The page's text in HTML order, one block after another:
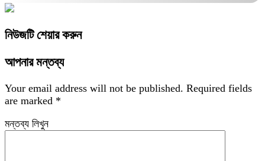
নিউজটি শেয়ার করুন
আপনার মন্তব্য
Your email address will not be published. Required fields
are marked *
মন্তব্য লিখুন